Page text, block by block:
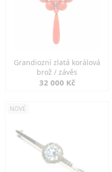
Grandiozní zlatá korálová
brož / závěs
32 000 Kč
NOVÉ